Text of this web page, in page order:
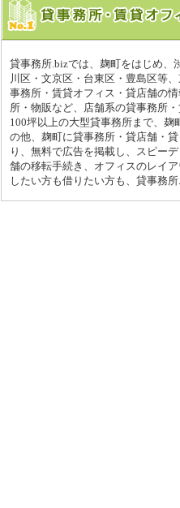
貸事務所.bizでは、麹町をはじめ、
川区・文京区・台東区・豊島区等
事務所・賃貸オフィス・貸店舗の
所・物販など、店舗系の貸事務所
100坪以上の大型貸事務所まで、麹
の他、麹町に貸事務所・貸店舗・
り、無料で広告を掲載し、スピー
舗の移転手続き、オフィスのレイ
したい方も借りたい方も、貸事務